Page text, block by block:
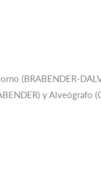
(BRABENDER-
y Alveógrafo